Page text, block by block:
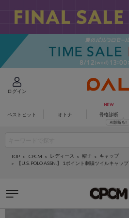
ログイン
ベストヒット オトナ 骨格診断
TOP CPCM レディース 帽子
キャップ
【U.S. POLO ASSN.】 1ポイント刺繍ツイルキャップ